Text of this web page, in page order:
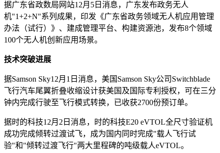
据广东省政数局网站12月5日消息，广东发布政务无人
机"1+2+N"系列成果，印发《广东省政务领域无人机应用管理
办法（试行）》、建成管理平台、构建资源池，发布8个领域
100个无人机创新应用场景。
技术突破进展
据Samson Sky12月1日消息，美国Samson Sky公司Switchblade
飞行汽车尾翼折叠收缩设计获美国及国际专利授权，可在三分
钟内完成行驶至飞行模式转换，已收获2700份预订单。
据时的科技12月2日消息，时的科技E20 eVTOL全尺寸验证机
成功完成倾转过渡试飞，成为国内同时完成"载人飞行试
验"和"倾转过渡飞行"两大里程碑的吨级载人eVTOL。